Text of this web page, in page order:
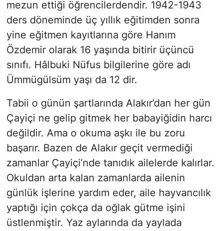
mezun ettiği öğrencilerdendir. 1942-1943
ders döneminde üç yıllık eğitimden sonra
yine eğitmen kayıtlarına göre Hanım
Özdemir olarak 16 yaşında bitirir üçüncü
sınıfı. Hâlbuki Nüfus bilgilerine göre adı
Ümmügülsüm yaşı da 12 dir.
Tabii o günün şartlarında Alakır’dan her gün
Çayiçi ne gelip gitmek her babayiğidin harcı
değildir. Ama o okuma aşkı ile bu zoru
başarır. Bazen de Alakır geçit vermediği
zamanlar Çayiçi’nde tanıdık ailelerde kalırlar.
Okuldan arta kalan zamanlarda ailenin
günlük işlerine yardım eder, aile hayvancılık
yaptığı için çokça da oğlak gütme işini
üstlenmiştir. Yaz aylarında da yaylada